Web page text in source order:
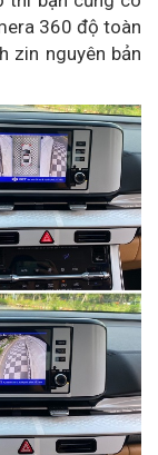
360 độ toàn
zin nguyên bản